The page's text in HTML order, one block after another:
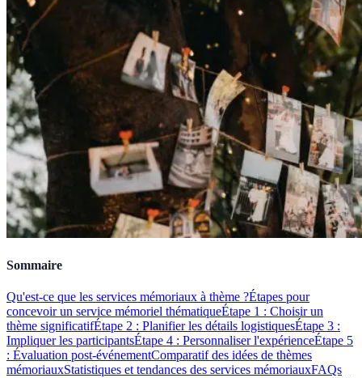
Sommaire
Qu'est-ce que les services mémoriaux à thème ?Étapes pour
concevoir un service mémoriel thématiqueÉtape 1 : Choisir un
thème significatifÉtape 2 : Planifier les détails logistiquesÉtape 3 :
Impliquer les participantsÉtape 4 : Personnaliser l'expérienceÉtape 5
: Évaluation post-événementComparatif des idées de thèmes
mémoriauxStatistiques et tendances des services mémoriauxFAQs